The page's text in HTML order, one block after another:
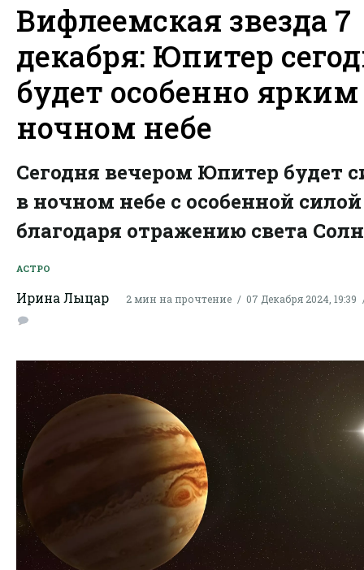
Вифлеемская звезда 7
декабря: Юпитер
будет особенно
ночном небе
Сегодня вечером Юпитер будет
в ночном небе с особенной силой
благодаря отражению света
АСТРО
Ирина Лыцар 2 мин на прочтение 07 Декабря 2024, 19:39